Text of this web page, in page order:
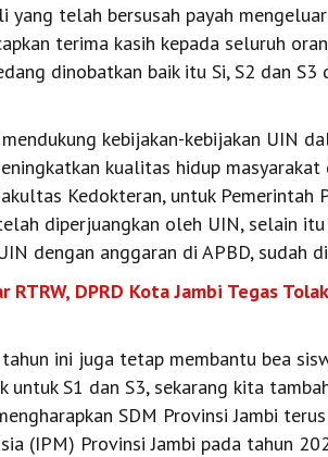
yang telah bersusah payah
terima kasih kepada seluruh
dinobatkan baik itu Si, S2 dan S3
kebijakan-kebijakan UIN
kualitas hidup masyarakat
Kedokteran, untuk Pemerintah
diperjuangkan oleh UIN, selain
dengan anggaran di APBD, sudah
RTRW, DPRD Kota Jambi Tegas
ini juga tetap membantu bea
untuk S1 dan S3, sekarang kita
SDM Provinsi Jambi
(IPM) Provinsi Jambi pada tahun